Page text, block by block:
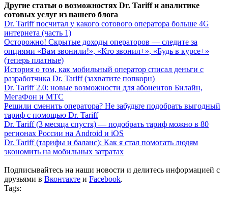
Другие статьи о возможностях Dr. Tariff и аналитике
сотовых услуг из нашего блога
Dr. Tariff посчитал у какого сотового оператора больше 4G
интернета (часть 1)
Осторожно! Скрытые доходы операторов — следите за
опциями «Вам звонили!», «Кто звонил+», «Будь в курсе+»
(теперь платные)
История о том, как мобильный оператор списал деньги с
разработчика Dr. Tariff (захватите попкорн)
Dr. Tariff 2.0: новые возможности для абонентов Билайн,
МегаФон и МТС
Решили сменить оператора? Не забудьте подобрать выгодный
тариф с помощью Dr. Tariff
Dr. Tariff (3 месяца спустя) — подобрать тариф можно в 80
регионах России на Android и iOS
Dr. Tariff (тарифы и баланс): Как я стал помогать людям
экономить на мобильных затратах
Подписывайтесь на наши новости и делитесь информацией с
друзьями в Вконтакте и Facebook.
Tags: